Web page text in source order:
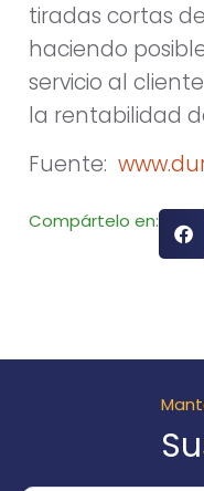
tiradas cortas
haciendo
servicio al
la rentabilidad
Fuente:
Compártelo en: